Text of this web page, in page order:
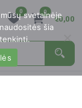
0 0
€0,00
svetainėje
šia